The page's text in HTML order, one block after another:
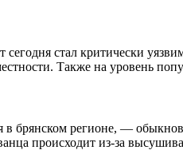
сегодня стал критически
Также на уровень
брянском регионе, —
происходит из-за